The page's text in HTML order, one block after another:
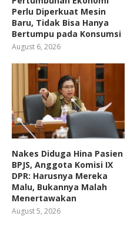
Perlu Diperkuat Mesin
Baru, Tidak Bisa Hanya
Bertumpu pada Konsumsi
August 6, 2026
Nakes Diduga Hina Pasien
BPJS, Anggota Komisi IX
DPR: Harusnya Mereka
Malu, Bukannya Malah
Menertawakan
August 5, 2026